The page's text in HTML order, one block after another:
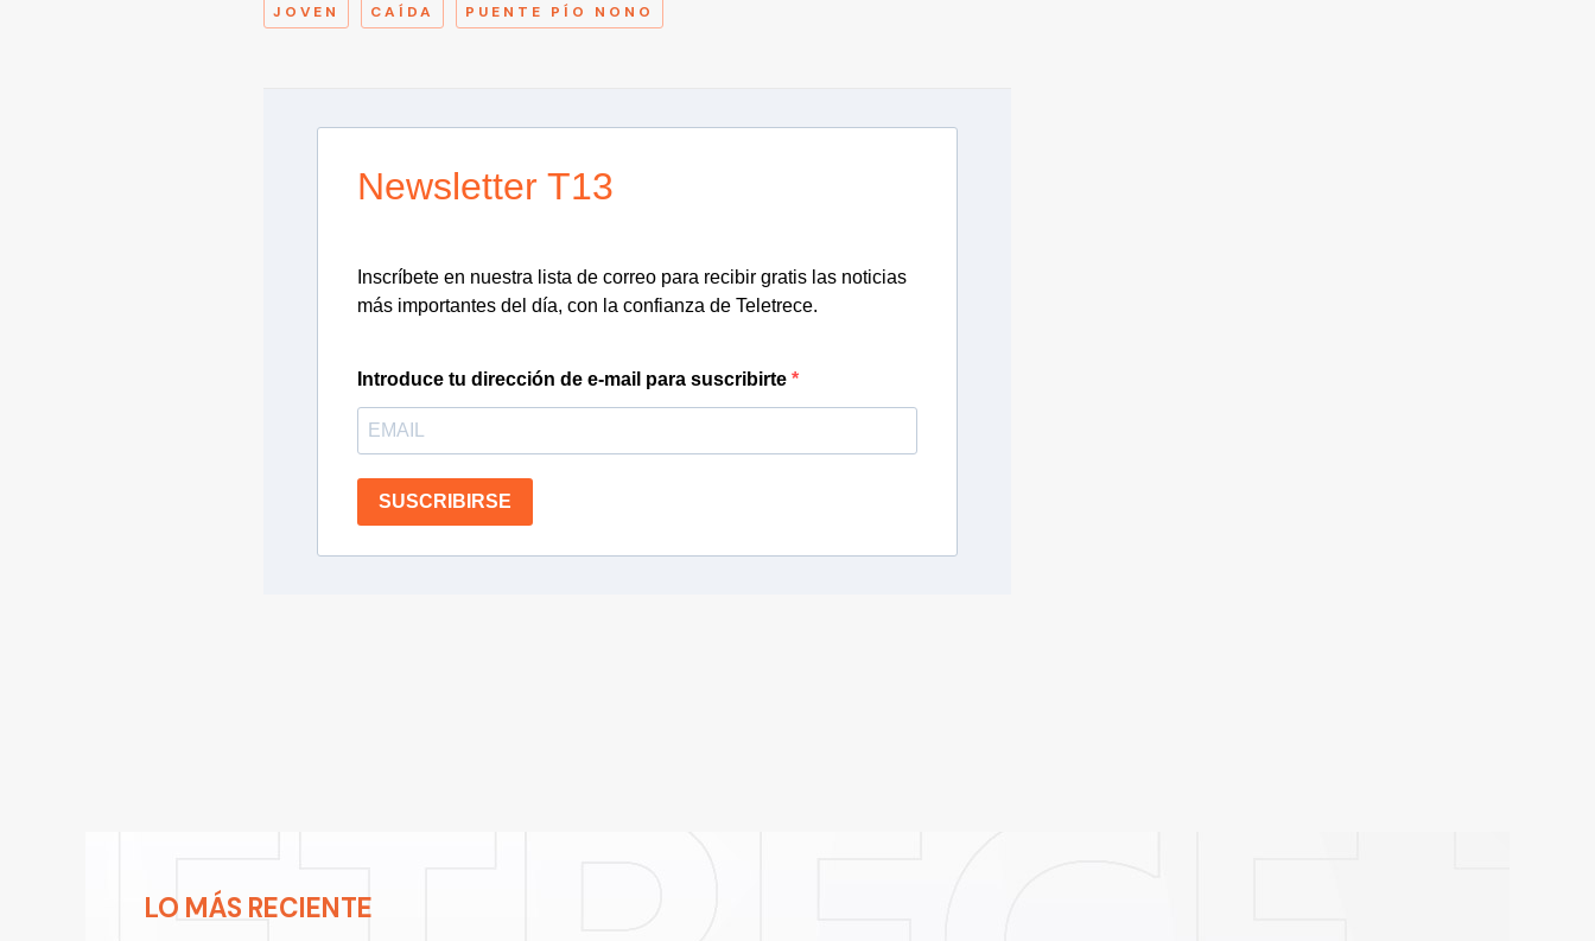
JOVEN CAÍDA PUENTE PÍO NONO
Newsletter T13
Inscríbete en nuestra lista de correo para recibir gratis las noticias
más importantes del día, con la confianza de Teletrece.
Introduce tu dirección de e-mail para suscribirte
SUSCRIBIRSE
LO MÁS RECIENTE